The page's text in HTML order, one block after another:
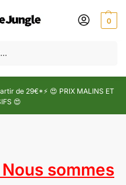
0
de 29€*⚡ 😍 PRIX MALINS ET
😍
sommes